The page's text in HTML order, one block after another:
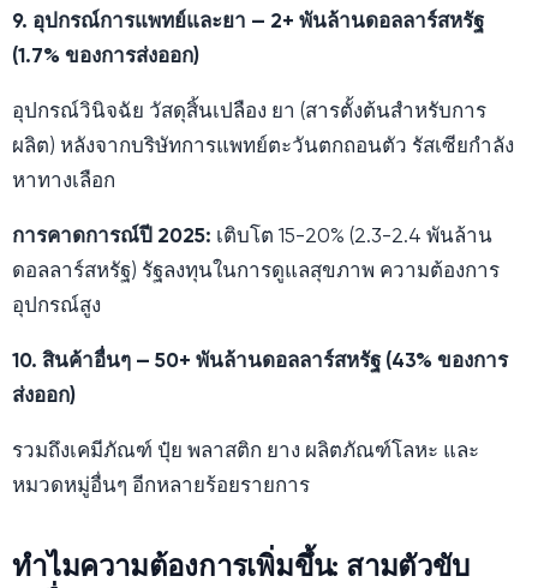
9. อุปกรณ์การแพทย์และยา — 2+ พันล้านดอลลาร์สหรัฐ
(1.7% ของการส่งออก)
อุปกรณ์วินิจฉัย วัสดุสิ้นเปลือง ยา (สารตั้งต้นสำหรับการ
ผลิต) หลังจากบริษัทการแพทย์ตะวันตกถอนตัว รัสเซียกำลัง
หาทางเลือก
การคาดการณ์ปี 2025: เติบโต 15-20% (2.3-2.4 พันล้าน
ดอลลาร์สหรัฐ) รัฐลงทุนในการดูแลสุขภาพ ความต้องการ
อุปกรณ์สูง
10. สินค้าอื่นๆ — 50+ พันล้านดอลลาร์สหรัฐ (43% ของการ
ส่งออก)
รวมถึงเคมีภัณฑ์ ปุ๋ย พลาสติก ยาง ผลิตภัณฑ์โลหะ และ
หมวดหมู่อื่นๆ อีกหลายร้อยรายการ
ทำไมความต้องการเพิ่มขึ้น: สามตัวขับ